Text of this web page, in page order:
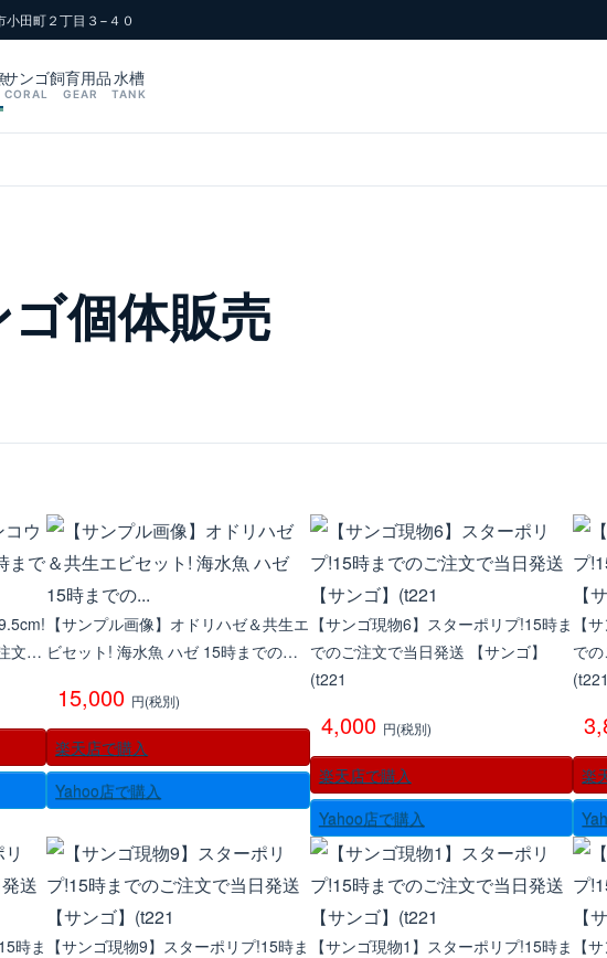
田町２丁目３−４０
サンゴ
CORAL
飼育用品
GEAR
水槽
TANK
個体販売
文…
【サンプル画像】オドリハゼ＆共生エ
ビセット! 海水魚 ハゼ 15時までの…
15,000 円(税別)
楽天店で購入
Yahoo店で購入
【サンゴ現物6】スターポリプ!15時ま
でのご注文で当日発送 【サンゴ】
(t221
4,000 円(税別)
楽天店で購入
Yahoo店で購入
【
で
(t221
楽
時ま 【サンゴ現物9】スターポリプ!15時ま 【サンゴ現物1】スターポリプ!15時ま 【